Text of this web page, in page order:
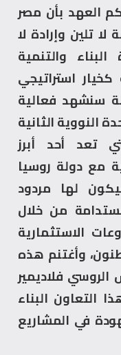
العهد بأن مصر
وإرادة لا
والتنمية
استراتيجي
سنشهد فعالية
الثانية
تعد أحد أبرز
مع دولة روسيا
لها مردود
من خلال
الاستثمارية
وأغتنم هذه
فلاديمير
التعاون البناء
في المشاريع